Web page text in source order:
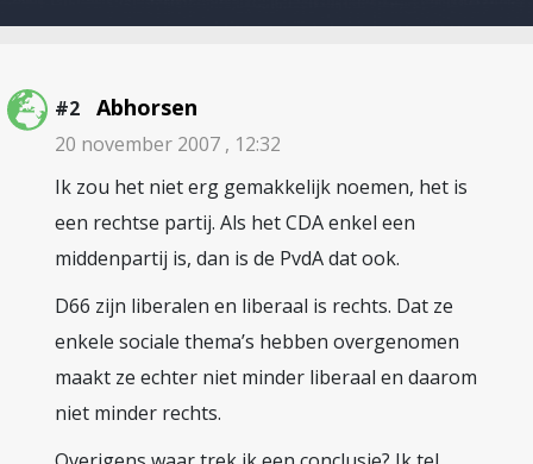
#2 Abhorsen
20 november 2007 , 12:32
Ik zou het niet erg gemakkelijk noemen, het is
een rechtse partij. Als het CDA enkel een
middenpartij is, dan is de PvdA dat ook.
D66 zijn liberalen en liberaal is rechts. Dat ze
enkele sociale thema’s hebben overgenomen
maakt ze echter niet minder liberaal en daarom
niet minder rechts.